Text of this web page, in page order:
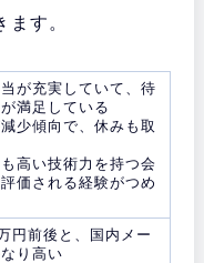
す。
が充実していて、待
満足している
少傾向で、休みも取
高い技術力を持つ会
価される経験がつめ
円前後と、国内メー
り高い